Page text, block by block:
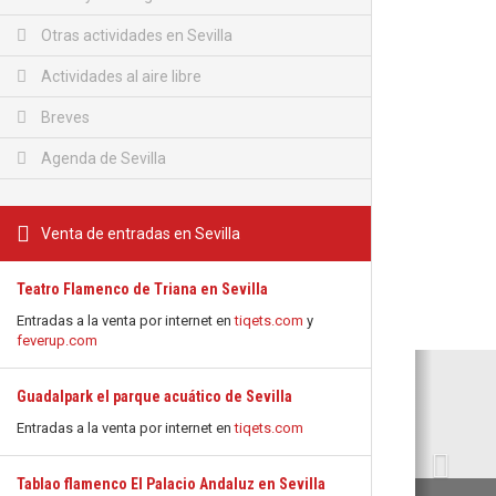
Otras actividades en Sevilla
Actividades al aire libre
Breves
Agenda de Sevilla
Venta de entradas en Sevilla
Teatro Flamenco de Triana en Sevilla
Entradas a la venta por internet entiqets.com y
feverup.com
Guadalpark el parque acuático de Sevilla
Entradas a la venta por internet entiqets.com
Tablao flamenco El Palacio Andaluz en Sevilla